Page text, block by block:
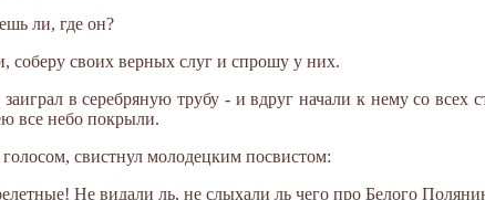
ли, где он?
соберу своих верных слуг и спрошу у них.
в серебряную трубу - и вдруг начали к нему со всех
все небо покрыли.
свистнул молодецким посвистом:
Не видали ль, не слыхали ль чего про Белого